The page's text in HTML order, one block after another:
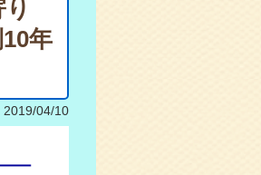
年
2019/04/10